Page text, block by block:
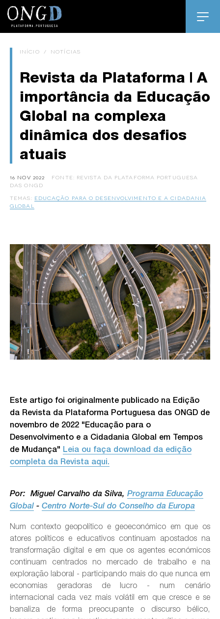
INÍCIO / NOTÍCIAS
Revista da Plataforma | A
importância da Educação
Global na complexa
dinâmica dos desafios
atuais
16 NOV 2022
FONTE: REVISTA DA PLATAFORMA PORTUGUESA
DAS ONGD
TEMAS: EDUCAÇÃO PARA O DESENVOLVIMENTO E A CIDADANIA
GLOBAL
Este artigo foi originalmente publicado na Edição
da Revista da Plataforma Portuguesa das ONGD de
novembro de 2022 "Educação para o
Desenvolvimento e a Cidadania Global em Tempos
de Mudança" Leia ou faça download da edição
completa da Revista aqui.
Por: Miguel Carvalho da Silva, Programa Educação
Global - Centro Norte-Sul do Conselho da Europa
Num contexto geopolítico e geoeconómico em que os
atores políticos e educativos continuam apostados na
transformação digital e em que os agentes económicos
continuam centrados no mercado de trabalho e na
exploração laboral - participando mais do que nunca em
economias geradoras de lucro - num cenário
internacional cada vez mais volátil em que cresce e se
banaliza de forma preocupante o discurso bélico,